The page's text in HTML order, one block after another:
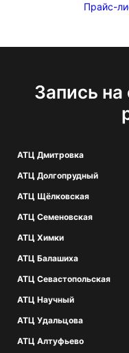
Прайс-
Запись
АТЦ Дмитровка
АТЦ Долгопрудный
АТЦ Щёлковская
АТЦ Семеновская
АТЦ Химки
АТЦ Балашиха
АТЦ Севастопольская
АТЦ Научный
АТЦ Удальцова
АТЦ Алтуфьево